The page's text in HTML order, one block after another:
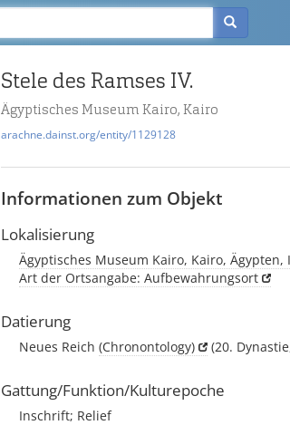
Stele des Ramses IV.
Ägyptisches Museum Kairo, Kairo
arachne.dainst.org/entity/1129128
Informationen zum Objekt
Lokalisierung
Ägyptisches Museum Kairo, Kairo, Ägypten,
Art der Ortsangabe: Aufbewahrungsort
Datierung
Neues Reich (Chronontology) (20.
Gattung/Funktion/Kulturepoche
Inschrift; Relief